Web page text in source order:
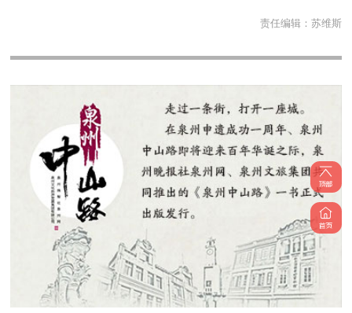
责任编辑： 苏维斯